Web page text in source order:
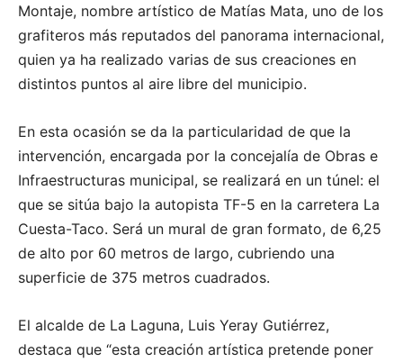
Montaje, nombre artístico de Matías Mata, uno de los
grafiteros más reputados del panorama internacional,
quien ya ha realizado varias de sus creaciones en
distintos puntos al aire libre del municipio.
En esta ocasión se da la particularidad de que la
intervención, encargada por la concejalía de Obras e
Infraestructuras municipal, se realizará en un túnel: el
que se sitúa bajo la autopista TF-5 en la carretera La
Cuesta-Taco. Será un mural de gran formato, de 6,25
de alto por 60 metros de largo, cubriendo una
superficie de 375 metros cuadrados.
El alcalde de La Laguna, Luis Yeray Gutiérrez,
destaca que “esta creación artística pretende poner